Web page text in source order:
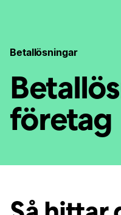
Betallösningar
företag